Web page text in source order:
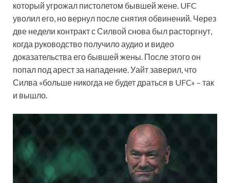
который угрожал пистолетом бывшей жене. UFC
уволил его, но вернул после снятия обвинений. Через
две недели контракт с Силвой снова был расторгнут,
когда руководство получило аудио и видео
доказательства его бывшей жены. После этого он
попал под арест за нападение. Уайт заверил, что
Силва «больше никогда не будет драться в UFC» – так
и вышло.